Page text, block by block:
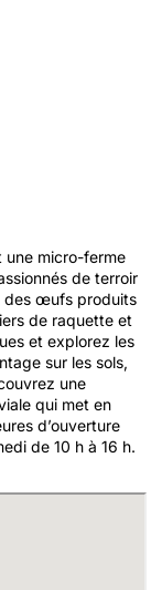
une micro-ferme
de terroir
des œufs produits
de raquette et
et explorez les
sur les sols,
une
qui met en
d’ouverture
de 10 h à 16 h.